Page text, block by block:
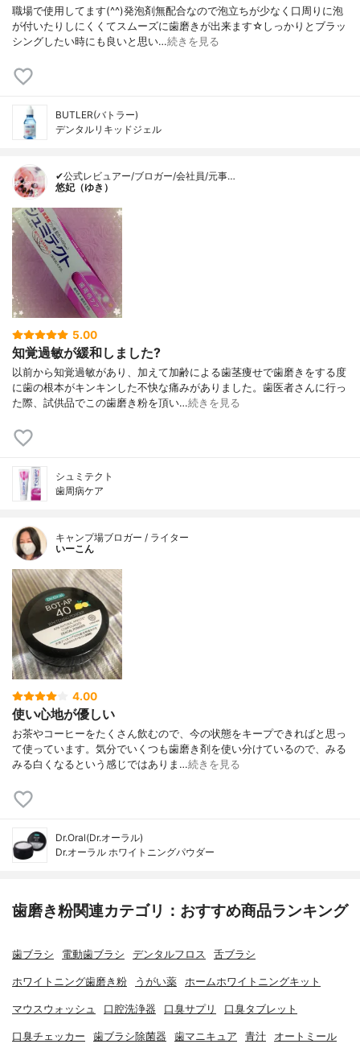
職場で使用してます(^^)発泡剤無配合なので泡立ちが少なく口周りに泡
が付いたりしにくくてスムーズに歯磨きが出来ます☆しっかりとブラッ
シングしたい時にも良いと思い…続きを見る
BUTLER(バトラー)
デンタルリキッドジェル
✔公式レビュアー/ブロガー/会社員/元事…
悠妃（ゆき）
5.00
知覚過敏が緩和しました?
以前から知覚過敏があり、加えて加齢による歯茎痩せで歯磨きをする度
に歯の根本がキンキンした不快な痛みがありました。歯医者さんに行っ
た際、試供品でこの歯磨き粉を頂い…続きを見る
シュミテクト
歯周病ケア
キャンプ場ブロガー / ライター
いーこん
4.00
使い心地が優しい
お茶やコーヒーをたくさん飲むので、今の状態をキープできればと思っ
て使っています。気分でいくつも歯磨き剤を使い分けているので、みる
みる白くなるという感じではありま…続きを見る
Dr.Oral(Dr.オーラル)
Dr.オーラル ホワイトニングパウダー
歯磨き粉関連カテゴリ：おすすめ商品ランキング
歯ブラシ 電動歯ブラシ デンタルフロス 舌ブラシ
ホワイトニング歯磨き粉 うがい薬 ホームホワイトニングキット
マウスウォッシュ 口腔洗浄器 口臭サプリ 口臭タブレット
口臭チェッカー 歯ブラシ除菌器 歯マニキュア 青汁 オートミール